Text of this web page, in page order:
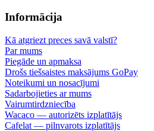
Informācija
Kā atgriezt preces savā valstī?
Par mums
Piegāde un apmaksa
Drošs tiešsaistes maksājums GoPay
Noteikumi un nosacījumi
Sadarbojieties ar mums
Vairumtirdzniecība
Wacaco — autorizēts izplatītājs
Cafelat — pilnvarots izplatītājs